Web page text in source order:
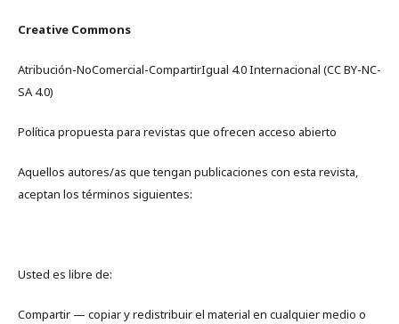
Creative Commons
Atribución-NoComercial-CompartirIgual 4.0 Internacional (CC BY-NC-
SA 4.0)
Política propuesta para revistas que ofrecen acceso abierto
Aquellos autores/as que tengan publicaciones con esta revista,
aceptan los términos siguientes:
Usted es libre de:
Compartir — copiar y redistribuir el material en cualquier medio o